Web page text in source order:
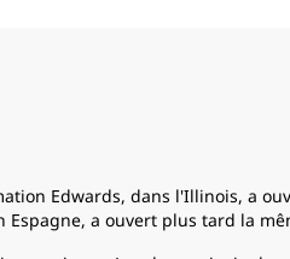
Edwards, dans l'Illinois, a
a ouvert plus tard la